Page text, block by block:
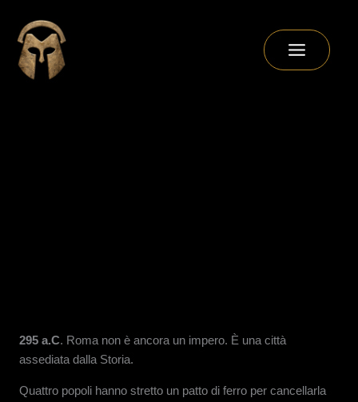
contenuto
295 a.C. Roma non è ancora un impero. È una città
assediata dalla Storia.
Quattro popoli hanno stretto un patto di ferro per cancellarla